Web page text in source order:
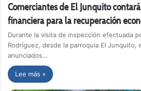
Comerciantes de El Junquito
financiera para la recuperación
Durante la visita de inspección efectuada
Rodríguez, desde la parroquia El Junquito,
anunciados…
Lee más »